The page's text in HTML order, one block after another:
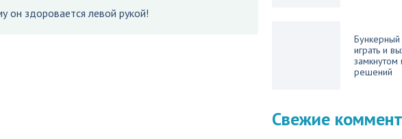
он здоровается левой рукой!
Бункерный
играть и
замкнутом
решений
Свежие